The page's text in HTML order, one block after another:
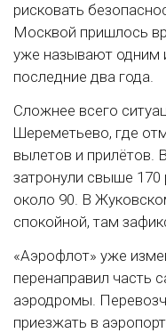
рисковать
Москвой пришлось
уже называют одним
последние два года.
Сложнее всего
Шереметьево, где
вылетов и прилётов.
затронули свыше
около 90. В
спокойной, там
«Аэрофлот» уже
перенаправил часть
аэродромы.
приезжать в